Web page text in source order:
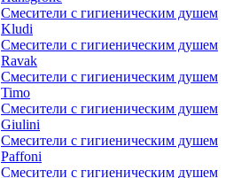
Смесители с гигиеническим душем
Kludi
Смесители с гигиеническим душем
Ravak
Смесители с гигиеническим душем
Timo
Смесители с гигиеническим душем
Giulini
Смесители с гигиеническим душем
Paffoni
Смесители с гигиеническим душем